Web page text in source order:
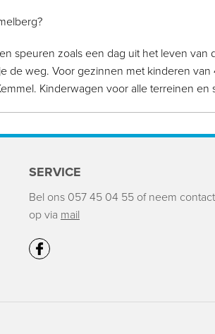
speuren zoals een dag uit het leven van
de weg. Voor gezinnen met kinderen van
Kinderwagen voor alle terreinen en
SERVICE
Bel ons 057 45 04 55 of neem contact
op via mail